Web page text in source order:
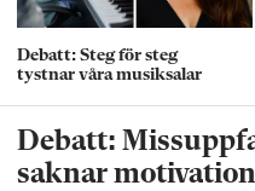
Debatt: Steg för steg
tystnar våra musiksalar
Debatt:
saknar motivation